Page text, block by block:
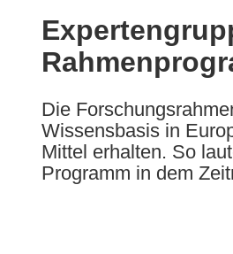
the
following
languages:
Die
Wissensbasis in
Mittel erhalten. So
Programm in dem